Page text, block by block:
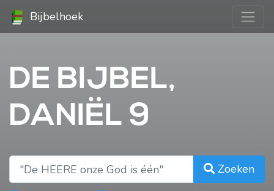
Bijbelhoek
DE BIJBEL,
DANIËL 9
Zoeken